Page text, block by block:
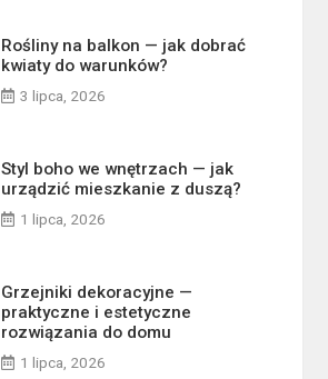
Rośliny na balkon — jak dobrać
kwiaty do warunków?
3 lipca, 2026
Styl boho we wnętrzach — jak
urządzić mieszkanie z duszą?
1 lipca, 2026
Grzejniki dekoracyjne —
praktyczne i estetyczne
rozwiązania do domu
1 lipca, 2026